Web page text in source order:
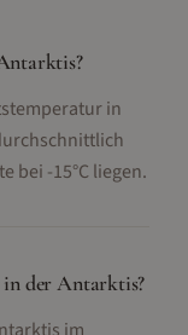
in
bei -15°C liegen.
in der Antarktis?